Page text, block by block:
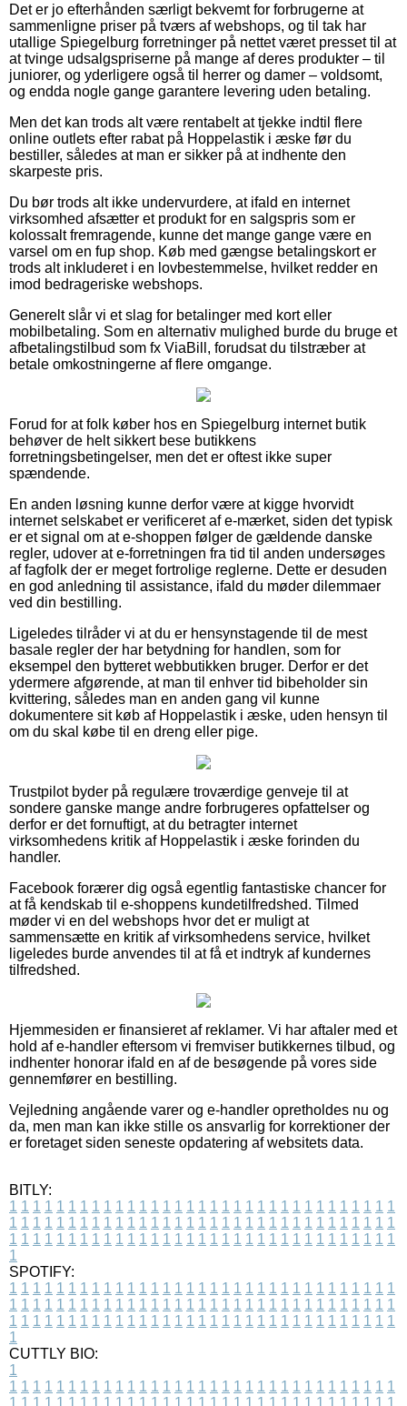
Det er jo efterhånden særligt bekvemt for forbrugerne at
sammenligne priser på tværs af webshops, og til tak har
utallige Spiegelburg forretninger på nettet været presset til at
at tvinge udsalgspriserne på mange af deres produkter – til
juniorer, og yderligere også til herrer og damer – voldsomt,
og endda nogle gange garantere levering uden betaling.
Men det kan trods alt være rentabelt at tjekke indtil flere
online outlets efter rabat på Hoppelastik i æske før du
bestiller, således at man er sikker på at indhente den
skarpeste pris.
Du bør trods alt ikke undervurdere, at ifald en internet
virksomhed afsætter et produkt for en salgspris som er
kolossalt fremragende, kunne det mange gange være en
varsel om en fup shop. Køb med gængse betalingskort er
trods alt inkluderet i en lovbestemmelse, hvilket redder en
imod bedrageriske webshops.
Generelt slår vi et slag for betalinger med kort eller
mobilbetaling. Som en alternativ mulighed burde du bruge et
afbetalingstilbud som fx ViaBill, forudsat du tilstræber at
betale omkostningerne af flere omgange.
Forud for at folk køber hos en Spiegelburg internet butik
behøver de helt sikkert bese butikkens
forretningsbetingelser, men det er oftest ikke super
spændende.
En anden løsning kunne derfor være at kigge hvorvidt
internet selskabet er verificeret af e-mærket, siden det typisk
er et signal om at e-shoppen følger de gældende danske
regler, udover at e-forretningen fra tid til anden undersøges
af fagfolk der er meget fortrolige reglerne. Dette er desuden
en god anledning til assistance, ifald du møder dilemmaer
ved din bestilling.
Ligeledes tilråder vi at du er hensynstagende til de mest
basale regler der har betydning for handlen, som for
eksempel den bytteret webbutikken bruger. Derfor er det
ydermere afgørende, at man til enhver tid bibeholder sin
kvittering, således man en anden gang vil kunne
dokumentere sit køb af Hoppelastik i æske, uden hensyn til
om du skal købe til en dreng eller pige.
Trustpilot byder på regulære troværdige genveje til at
sondere ganske mange andre forbrugeres opfattelser og
derfor er det fornuftigt, at du betragter internet
virksomhedens kritik af Hoppelastik i æske forinden du
handler.
Facebook forærer dig også egentlig fantastiske chancer for
at få kendskab til e-shoppens kundetilfredshed. Tilmed
møder vi en del webshops hvor det er muligt at
sammensætte en kritik af virksomhedens service, hvilket
ligeledes burde anvendes til at få et indtryk af kundernes
tilfredshed.
Hjemmesiden er finansieret af reklamer. Vi har aftaler med et
hold af e-handler eftersom vi fremviser butikkernes tilbud, og
indhenter honorar ifald en af de besøgende på vores side
gennemfører en bestilling.
Vejledning angående varer og e-handler opretholdes nu og
da, men man kan ikke stille os ansvarlig for korrektioner der
er foretaget siden seneste opdatering af websitets data.
BITLY:
1 1 1 1 1 1 1 1 1 1 1 1 1 1 1 1 1 1 1 1 1 1 1 1 1 1 1 1 1 1 1 1 1
1 1 1 1 1 1 1 1 1 1 1 1 1 1 1 1 1 1 1 1 1 1 1 1 1 1 1 1 1 1 1 1 1
1 1 1 1 1 1 1 1 1 1 1 1 1 1 1 1 1 1 1 1 1 1 1 1 1 1 1 1 1 1 1 1 1
1
SPOTIFY:
1 1 1 1 1 1 1 1 1 1 1 1 1 1 1 1 1 1 1 1 1 1 1 1 1 1 1 1 1 1 1 1 1
1 1 1 1 1 1 1 1 1 1 1 1 1 1 1 1 1 1 1 1 1 1 1 1 1 1 1 1 1 1 1 1 1
1 1 1 1 1 1 1 1 1 1 1 1 1 1 1 1 1 1 1 1 1 1 1 1 1 1 1 1 1 1 1 1 1
1
CUTTLY BIO:
1
1 1 1 1 1 1 1 1 1 1 1 1 1 1 1 1 1 1 1 1 1 1 1 1 1 1 1 1 1 1 1 1 1
1 1 1 1 1 1 1 1 1 1 1 1 1 1 1 1 1 1 1 1 1 1 1 1 1 1 1 1 1 1 1 1 1